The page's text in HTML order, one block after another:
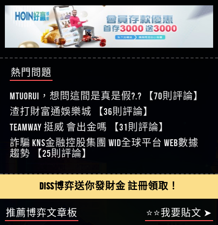
51,000倍數玩法攻略，輕鬆稱霸老虎機！
【其他問題】「拆解力智投資詐騙套路緊急追討
賴zg369」力智投資是不是詐騙 力智投資是真的嗎
力智投資是詐騙嗎 南部老翁還在癡迷力智投資高
回報獲利 請不要在匯款
【其他問題】 【遇天盛商行詐騙追回資金賴
zg369】天盛商行詐騙 天盛商行是不是詐騙 天盛商
行是真的嗎 天盛商行是詐騙嗎 被天盛商行詐騙一
招教你拿回
【其他問題】 受害者援助賴【zg369】退休老翁被
大戶e點靈詐騙痛不欲生 大戶e點靈是真的嗎 大戶e
點靈是不是詐騙 大戶e點靈是詐騙嗎 大戶e點靈無
法出金 （大戶e點靈）教你如何規避詐騙陷阱
【其他問題】 弘記投資詐騙持續收割國人中【免
費討回資金賴zg369】弘記投資是詐騙嗎 弘記投資
是不是詐騙 弘記投資是真的嗎 被弘記投資詐騙的
【其他問題】 被騙追回賴【zg369】KnTop利用新型
詐騙手法欺詐群眾 KnTop是真的嗎 KnTop是不是詐騙
的錢一招拿回
【其他問題】機台運算專案詐騙持續收割國人中
機台運算專案是不是詐騙 機台運算專案是真的嗎
被機台運算專案詐騙的錢怎麼辦 本文教你如何拿
回被騙資金
討回資金賴zg369】Hoyabit是詐騙嗎 Hoyabit是不是詐
騙 Hoyabit是真的嗎 被HoyabitHoyabit詐騙的錢怎麼辦
本文教你如何拿回被騙資金
【其他問題】KS.M多元化行銷詐騙持續收割國人
中【免費討回資金賴zg369】KS.M多元化行銷是詐
騙嗎 KS.M多元化行銷是不是詐騙 KS.M多元化行銷是
真的嗎 被KS.M多元化行銷詐騙的錢怎麼辦 本文教
你如何拿回被騙資金
【其他問題】免費追回賴「zg369」深度解析野原
家 Family & Love如何詐騙 野原家 Family & Love是不是詐
騙 野原家 Family & Love是真的嗎 野原家 Family & Love是
詐騙嗎 165多次通報野原家 Family & Love是詐騙平台
請遠離
【其他問題】元盈橋詐騙持續收割國人中【免費
討回資金賴zg369】元盈橋是詐騙嗎 元盈橋是不是
詐騙 元盈橋是真的嗎 被元盈橋詐騙的錢怎麼辦
本文教你如何拿回被騙資金
【其他問題】被騙追回賴【zg369】M.L.Edge利用新
型詐騙手法欺詐群眾 M.L.Edge是真的嗎 M.L.Edge是不
是詐騙 M.L.Edge是詐騙嗎 【M.L.Edge】M.L.Edge無法出
【其他問題】 Robinhood詐騙持續收割國人中【免
費討回資金賴zg369】Robinhood是詐騙嗎 Robinhood是
麼辦 本文教你如何拿回被騙資金
【其他問題】FLTO詐騙持續收割國人中【免費討回
真的嗎 被FLTO詐騙的錢怎麼辦 本文教你如何拿回
ALYWS詐騙家破人亡 ALYWS是真的嗎 ALYWS是不是詐騙
【其他問題】 一招教你揭秘新型詐騙手法 （受害
當是真的嗎 當當是詐騙嗎 六旬老婦深信當當高獲
利回報被騙的家破人亡
【侯依揚】廢物喔
【傑】推代理真的好相處
【盧鴻傑】請問一下100多萬會出金嗎，有誰可以
回答
【王亞廷】LINE:kK605638
【王亞廷】#免費手遊#錢龍皇ONLINE#http
【傑】真的
【蔡如軒】黑網一個呵呵
【Wei】讚
【沈樂慧】又是九州??爛死了黑網不要玩
【林伊依】爛死了拉贏錢直接鎖帳號可以去吃屎
【陳靜茹】推薦小畢，我也是小畢的會員～～
【黃家羭】推推
【AVA娛樂城】還會自己做假對話來毀謗欸哈哈哈
【黃伊珊】不推薦爛公司
【陳順堪】星匯娛樂城出金幾次後贏錢就不給出
金
【陳順堪】黑網出金幾次後贏了就不出金出
【玩運彩】
熱門問題
MTUORUi，想問這間是真是假?.? 【70則評論】
渣打財富通娛樂城 【36則評論】
TEAMWAY 挺威 會出金嗎 【31則評論】
詐騙 kns金融控股集團 WID全球平台 WEB數據
趨勢 【25則評論】
推薦博弈文章板 ⭐⭐我要貼文 ➤
首頁 推薦博弈